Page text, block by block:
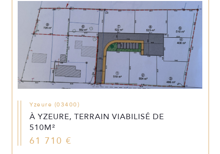
Yzeure (03400)
À YZEURE, TERRAIN VIABILISÉ DE
510M²
61 710 €